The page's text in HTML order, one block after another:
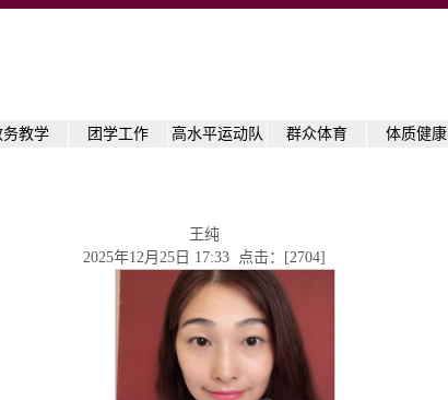
务教学 团学工作 高水平运动队 群众体育 体质健康
王纯
2025年12月25日 17:33 点击：[2704]